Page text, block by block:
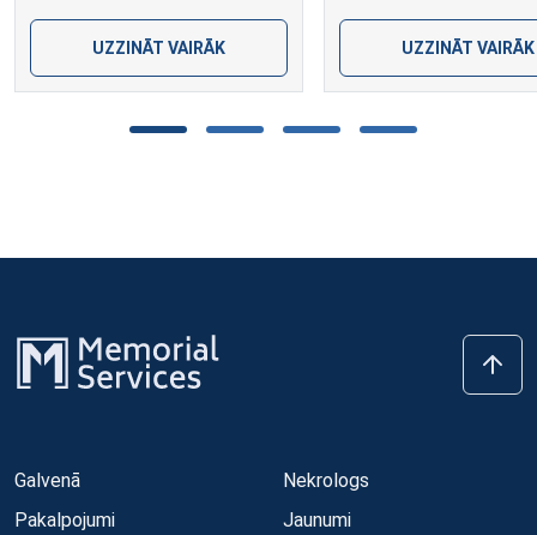
UZZINĀT VAIRĀK UZZINĀT VAIRĀK
Galvenā
Pakalpojumi
Nekrologs
Jaunumi